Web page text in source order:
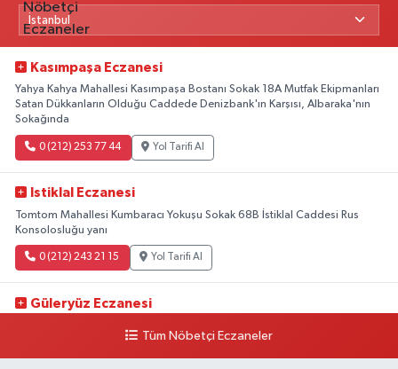
Kasımpaşa Eczanesi
Yahya Kahya Mahallesi Kasımpaşa Bostanı Sokak 18A Mutfak Ekipmanları
Satan Dükkanların Olduğu Caddede Denizbank'ın Karşısı, Albaraka'nın
Sokağında
0 (212) 253 77 44 Yol Tarifi Al
Istiklal Eczanesi
Tomtom Mahallesi Kumbaracı Yokuşu Sokak 68B İstiklal Caddesi Rus
Konsolosluğu yanı
0 (212) 243 21 15 Yol Tarifi Al
Güleryüz Eczanesi
kalaycıbahçe Meydana DoğruTüm Nöbetçi Eczaneler